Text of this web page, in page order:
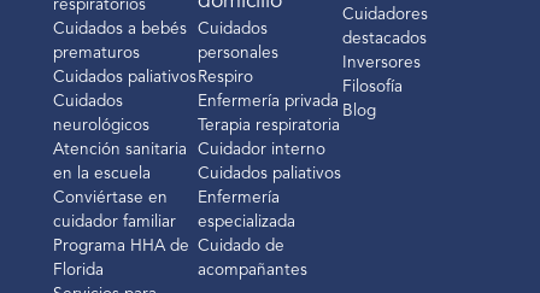
respiratorios
Cuidados a bebés
prematuros
Cuidados paliativos
Cuidados
neurológicos
Atención sanitaria
en la escuela
Conviértase en
cuidador familiar
Programa HHA de
Florida
Cuidados
personales
Respiro
Enfermería privada
Terapia respiratoria
Cuidador interno
Cuidados paliativos
Enfermería
especializada
Cuidado de
acompañantes
Cuidadores
destacados
Inversores
Filosofía
Blog